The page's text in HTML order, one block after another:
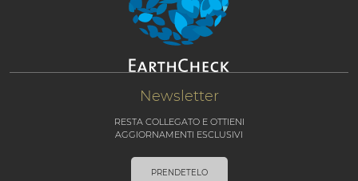
Newsletter
RESTA COLLEGATO E OTTIENI
AGGIORNAMENTI ESCLUSIVI
PRENDETELO